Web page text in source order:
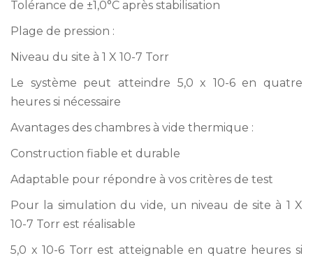
Tolérance de ±1,0°C après stabilisation
Plage de pression :
Niveau du site à 1 X 10-7 Torr
Le système peut atteindre 5,0 x 10-6 en quatre
heures si nécessaire
Avantages des chambres à vide thermique :
Construction fiable et durable
Adaptable pour répondre à vos critères de test
Pour la simulation du vide, un niveau de site à 1 X
10-7 Torr est réalisable
5,0 x 10-6 Torr est atteignable en quatre heures si